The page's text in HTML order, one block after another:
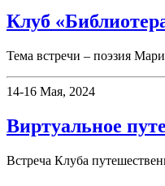
Клуб
Тема встречи – поэзия
14-16 Мая, 2024
Виртуальное
Встреча Клуба